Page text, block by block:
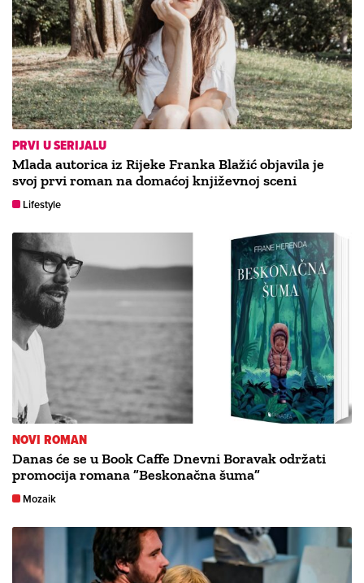
PRVI U SERIJALU
Mlada autorica iz Rijeke Franka Blažić objavila je
svoj prvi roman na domaćoj književnoj sceni
Lifestyle
NOVI ROMAN
Danas će se u Book Caffe Dnevni Boravak održati
promocija romana ”Beskonačna šuma”
Mozaik